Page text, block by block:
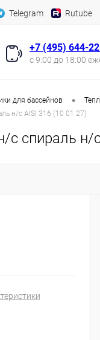
Telegram Rutube
+7 (495) 644-
с 9:00 до 18:00
для бассейнов •
н/с AISI 316 (10 01 27)
с спираль н/